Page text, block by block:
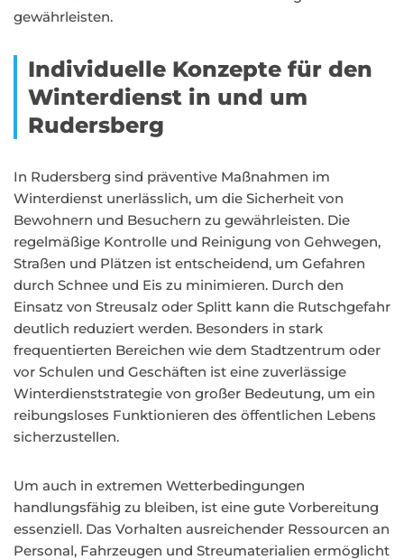
gewährleisten.
Individuelle Konzepte für den
Winterdienst in und um
Rudersberg
In Rudersberg sind präventive Maßnahmen im
Winterdienst unerlässlich, um die Sicherheit von
Bewohnern und Besuchern zu gewährleisten. Die
regelmäßige Kontrolle und Reinigung von Gehwegen,
Straßen und Plätzen ist entscheidend, um Gefahren
durch Schnee und Eis zu minimieren. Durch den
Einsatz von Streusalz oder Splitt kann die Rutschgefahr
deutlich reduziert werden. Besonders in stark
frequentierten Bereichen wie dem Stadtzentrum oder
vor Schulen und Geschäften ist eine zuverlässige
Winterdienststrategie von großer Bedeutung, um ein
reibungsloses Funktionieren des öffentlichen Lebens
sicherzustellen.
Um auch in extremen Wetterbedingungen
handlungsfähig zu bleiben, ist eine gute Vorbereitung
essenziell. Das Vorhalten ausreichender Ressourcen an
Personal, Fahrzeugen und Streumaterialien ermöglicht